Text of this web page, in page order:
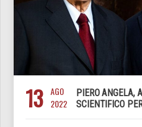
13
AGO
2022
PIERO ANGELA,
SCIENTIFICO